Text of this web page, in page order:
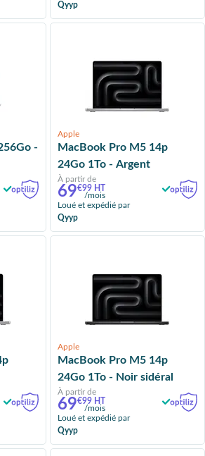
Qyyp
-
Apple
MacBook Pro M5 14p
24Go 1To - Argent
À partir de
69€99 HT
/mois
Loué et expédié par
Qyyp
Apple
MacBook Pro M5 14p
24Go 1To - Noir sidéral
À partir de
69€99 HT
/mois
Loué et expédié par
Qyyp